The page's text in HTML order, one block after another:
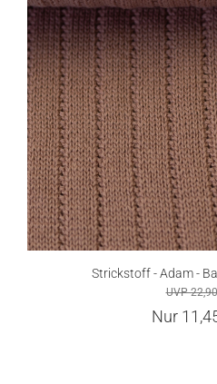
Strickstoff - Adam -
UVP
Nur